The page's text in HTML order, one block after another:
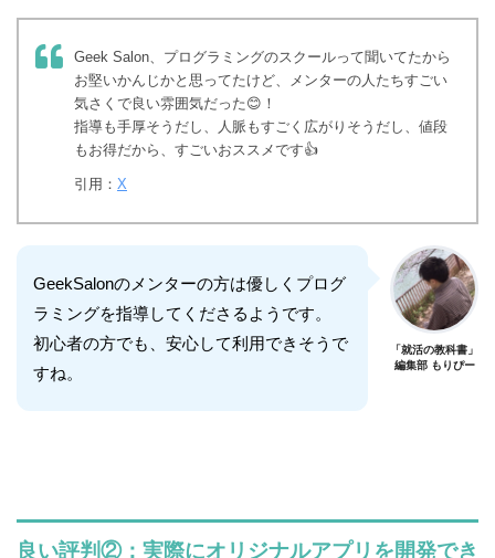
Geek Salon、プログラミングのスクールって聞いてたから
お堅いかんじかと思ってたけど、メンターの人たちすごい
気さくで良い雰囲気だった😊！
指導も手厚そうだし、人脈もすごく広がりそうだし、値段
もお得だから、すごいおススメです👍
引用： X
GeekSalonのメンターの方は優しくプログ
ラミングを指導してくださるようです。
初心者の方でも、安心して利用できそうで
すね。
「就活の教科書」
編集部 もりぴー
良い評判②：実際にオリジナルアプリを開発でき